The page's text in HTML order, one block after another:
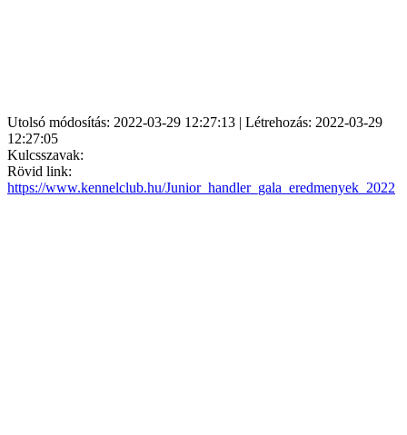
Utolsó módosítás: 2022-03-29 12:27:13 | Létrehozás: 2022-03-29
12:27:05
Kulcsszavak:
Rövid link:
https://www.kennelclub.hu/Junior_handler_gala_eredmenyek_2022